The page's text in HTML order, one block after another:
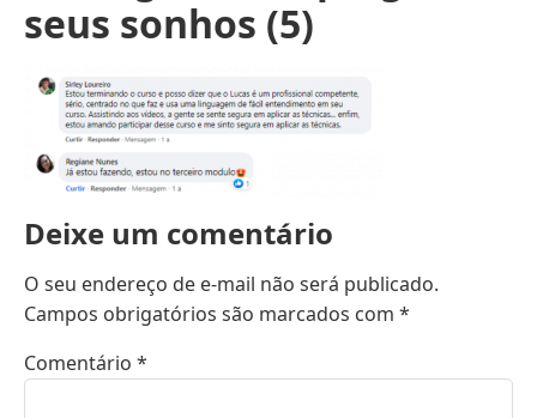
seus sonhos (5)
Deixe um comentário
O seu endereço de e-mail não será publicado.
Campos obrigatórios são marcados com *
Comentário *